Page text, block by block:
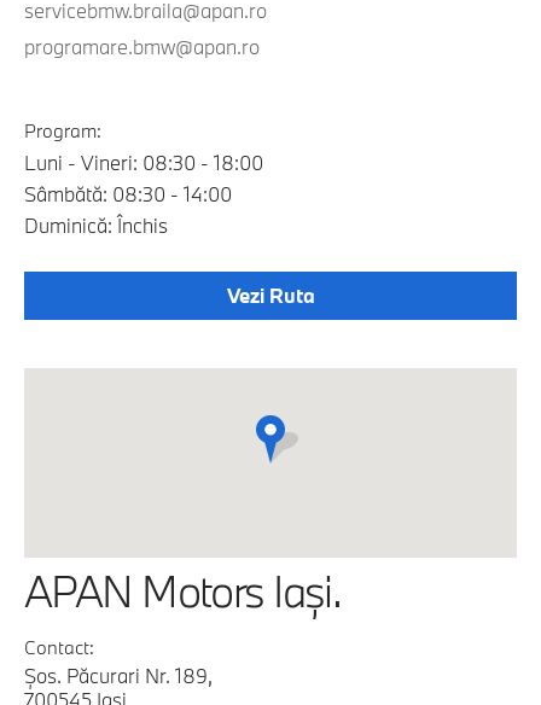
servicebmw.braila@apan.ro
programare.bmw@apan.ro
Program:
Luni - Vineri: 08:30 - 18:00
Sâmbătă: 08:30 - 14:00
Duminică: Închis
Vezi Ruta
APAN Motors Iaşi.
Contact:
Şos. Păcurari Nr. 189,
700545 Iaşi